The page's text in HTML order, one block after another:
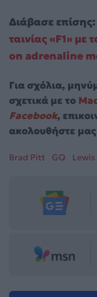
Διάβασε επίσης:
ταινίας «F1»
on adrenaline
Για σχόλια,
σχετικά με το
Facebook,
ακολουθήστε
Brad Pitt GQ